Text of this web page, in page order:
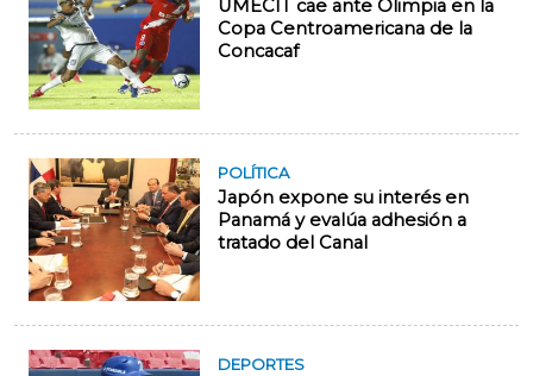
UMECIT cae ante Olimpia en la
Copa Centroamericana de la
Concacaf
POLÍTICA
Japón expone su interés en
Panamá y evalúa adhesión a
tratado del Canal
DEPORTES